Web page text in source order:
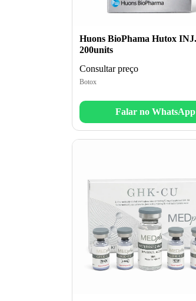
Huons BioPhama Hutox INJ.
200units
Consultar preço
Botox
Falar no WhatsApp